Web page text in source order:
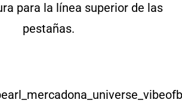
para la línea superior de las
pestañas.